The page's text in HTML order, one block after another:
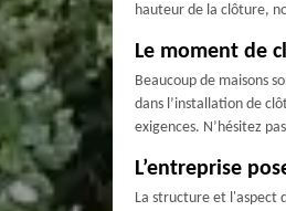
hauteur de la clôture,
Le moment de
Beaucoup de maisons
dans l’installation de
exigences. N’hésitez
L’entreprise
La structure et l'aspect